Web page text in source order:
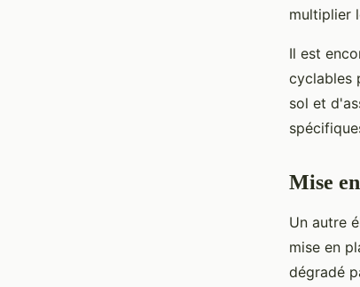
multiplier
Il est
cyclables
sol et
Mise
Un autre
mise en
dégradé